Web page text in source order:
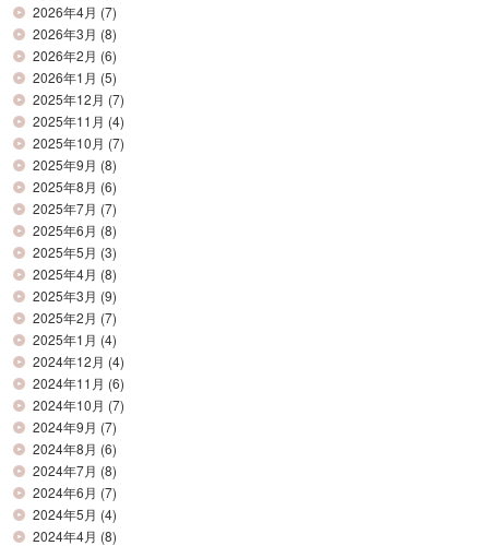
2026年4月 (7)
2026年3月 (8)
2026年2月 (6)
2026年1月 (5)
2025年12月 (7)
2025年11月 (4)
2025年10月 (7)
2025年9月 (8)
2025年8月 (6)
2025年7月 (7)
2025年6月 (8)
2025年5月 (3)
2025年4月 (8)
2025年3月 (9)
2025年2月 (7)
2025年1月 (4)
2024年12月 (4)
2024年11月 (6)
2024年10月 (7)
2024年9月 (7)
2024年8月 (6)
2024年7月 (8)
2024年6月 (7)
2024年5月 (4)
2024年4月 (8)